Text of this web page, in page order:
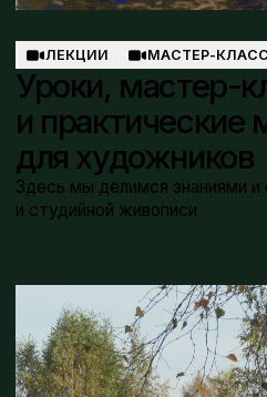
Разделы
О нас
Обучение
Доставка
Статьи
YouTube
Вконтакте
Boosty